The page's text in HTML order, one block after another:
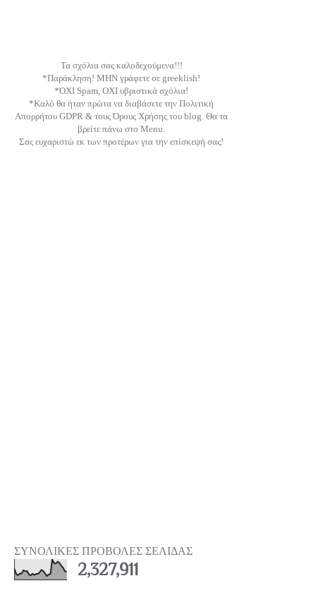
Τα σχόλια σας καλοδεχούμενα!!!
*Παράκληση! ΜΗΝ γράφετε σε greeklish!
*ΌΧΙ Spam, ΟΧΙ υβριστικά σχόλια!
*Καλό θα ήταν πρώτα να διαβάσετε την Πολιτική
Απορρήτου GDPR & τους Όρους Χρήσης του blog. Θα τα
βρείτε πάνω στο Menu.
Σας ευχαριστώ εκ των προτέρων για την επίσκεψή σας!
ΣΥΝΟΛΙΚΕΣ ΠΡΟΒΟΛΕΣ ΣΕΛΙΔΑΣ
2,327,911